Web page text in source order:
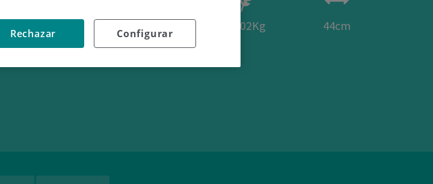
11/02/11 2.02Kg 44cm
Configurar
Rechazar